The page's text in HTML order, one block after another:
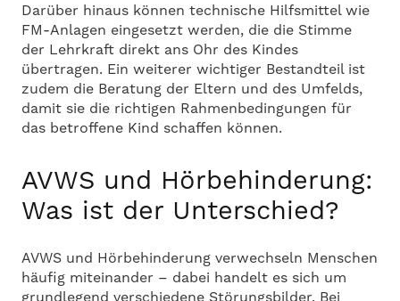
Darüber hinaus können technische Hilfsmittel wie
FM-Anlagen eingesetzt werden, die die Stimme
der Lehrkraft direkt ans Ohr des Kindes
übertragen. Ein weiterer wichtiger Bestandteil ist
zudem die Beratung der Eltern und des Umfelds,
damit sie die richtigen Rahmenbedingungen für
das betroffene Kind schaffen können.
AVWS und Hörbehinderung:
Was ist der Unterschied?
AVWS und Hörbehinderung verwechseln Menschen
häufig miteinander – dabei handelt es sich um
grundlegend verschiedene Störungsbilder. Bei